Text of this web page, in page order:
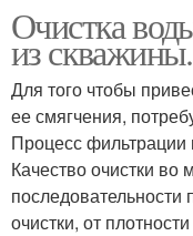
Воды из
Воды из
Очистка
из
Для того чтобы
ее смягчения,
Процесс фильтрации
Качество очистки во
последовательности
очистки, от